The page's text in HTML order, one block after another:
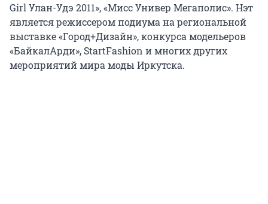
Girl Улан-Удэ 2011», «Мисс Универ Мегаполис». Нэт
является режиссером подиума на региональной
выставке «Город+Дизайн», конкурса модельеров
«БайкалАрди», StartFashion и многих других
мероприятий мира моды Иркутска.